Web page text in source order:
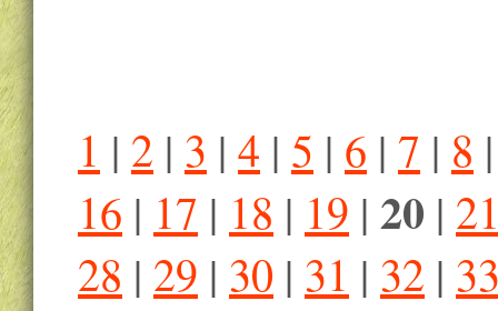
1 | 2 | 3 | 4 | 5 | 6 | 7 | 8
16 | 17 | 18 | 19 | 20 |
28 | 29 | 30 | 31 | 32 |